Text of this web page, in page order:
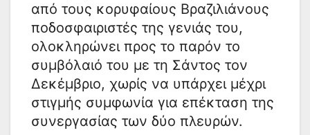
από τους κορυφαίους Βραζιλιάνους
ποδοσφαιριστές της γενιάς του,
ολοκληρώνει προς το παρόν το
συμβόλαιό του με τη Σάντος τον
Δεκέμβριο, χωρίς να υπάρχει μέχρι
στιγμής συμφωνία για επέκταση της
συνεργασίας των δύο πλευρών.